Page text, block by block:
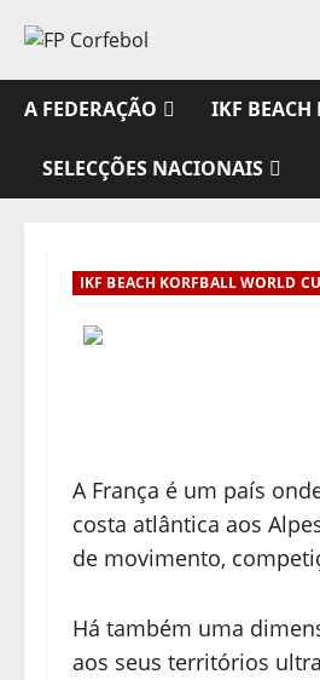
para
o
conteúdo
A FEDERAÇÃO IKF BEACH
SELECÇÕES NACIONAIS
IKF BEACH KORFBALL WORLD
A França é um país
costa atlântica aos
de movimento,
Há também uma
aos seus territórios